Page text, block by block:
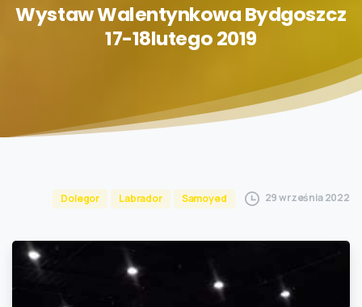
WystawWalentynkowaBydgoszcz
17-18lutego2019
Dolegor Labrador Samoyed 29 września 2022